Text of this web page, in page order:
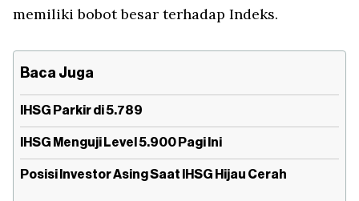
memiliki bobot besar terhadap Indeks.
Baca Juga
IHSG Parkir di 5.789
IHSG Menguji Level 5.900 Pagi Ini
Posisi Investor Asing Saat IHSG Hijau Cerah